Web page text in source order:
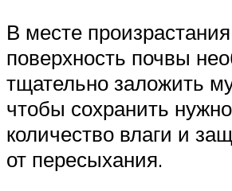
В месте
поверхность почвы
тщательно заложить
чтобы сохранить
количество влаги и
от пересыхания.